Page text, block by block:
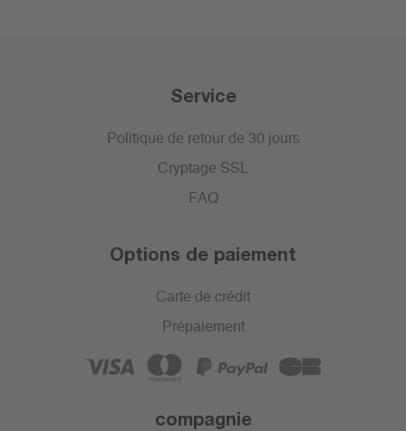
Service
Politique de retour de 30 jours
Cryptage SSL
FAQ
Options de paiement
Carte de crédit
Prépaiement
compagnie